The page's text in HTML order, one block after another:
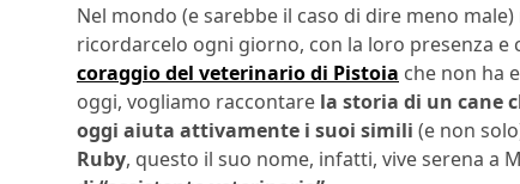
Nel mondo (e sarebbe il caso di dire meno
ricordarcelo ogni giorno, con la loro presenza
coraggio del veterinario di Pistoia che non ha
oggi, vogliamo raccontare la storia di un cane
oggi aiuta attivamente i suoi simili (e non
Ruby, questo il suo nome, infatti, vive serena a